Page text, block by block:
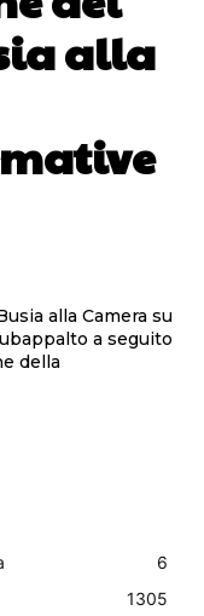
alla
alla Camera su
a seguito
della
6
1305